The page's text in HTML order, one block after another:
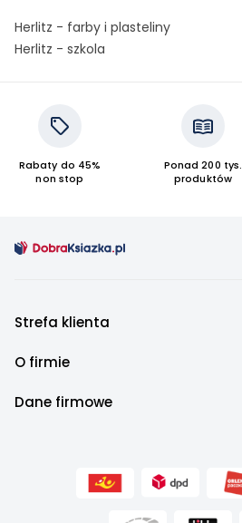
Herlitz - farby i plasteliny
Herlitz - szkola
Rabaty do 45%
non stop
Ponad 200 tys.
produktów
Strefa klienta
O firmie
Dane firmowe